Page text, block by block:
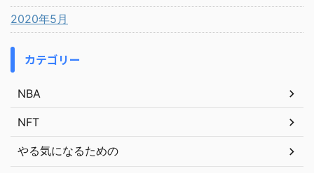
2020年5月
カテゴリー
NBA
NFT
やる気になるための